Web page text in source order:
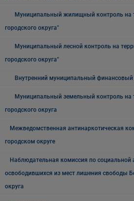
Муниципальный жилищный контроль на
городского округа"
Муниципальный лесной контроль на
городского округа"
Внутренний муниципальный финансовый
Муниципальный земельный контроль на
городского округа
Межведомственная антинаркотическая
городском округе
Наблюдательная комиссия по социальной
освободившихся из мест лишения свободы
округа